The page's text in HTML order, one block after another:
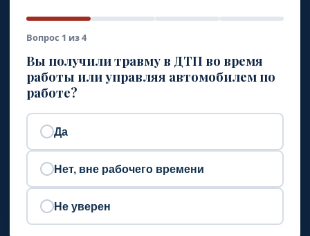
Вопрос 1 из 4
Вы получили травму в ДТП во время
работы или управляя автомобилем по
работе?
Да
Нет, вне рабочего времени
Не уверен